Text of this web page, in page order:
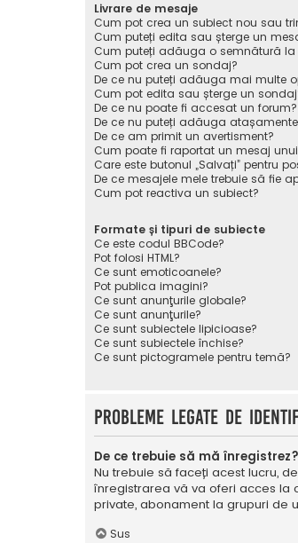
Livrare de mesaje
Cum pot crea un subiect nou sau
Cum puteți edita sau șterge un
Cum puteți adăuga o semnătură la
Cum pot crea un sondaj?
De ce nu puteți adăuga mai multe
Cum pot edita sau șterge un
De ce nu poate fi accesat un forum?
De ce nu puteți adăuga
De ce am primit un avertisment?
Cum poate fi raportat un mesaj
Care este butonul „Salvați” pentru
De ce mesajele mele trebuie să fie
Cum pot reactiva un subiect?
Formate și tipuri de subiecte
Ce este codul BBCode?
Pot folosi HTML?
Ce sunt emoticoanele?
Pot publica imagini?
Ce sunt anunţurile globale?
Ce sunt anunţurile?
Ce sunt subiectele lipicioase?
Ce sunt subiectele închise?
Ce sunt pictogramele pentru temă?
Probleme legate de
De ce trebuie să mă înregistrez?
Nu trebuie să faceți acest lucru,
înregistrarea vă va oferi acces la
private, abonament la grupuri de
Sus